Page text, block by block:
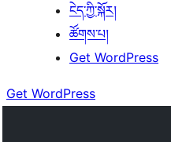
ངེད་ཀྱི་སྐོར།
ཚོགས་པ།
Get WordPress
Get WordPress